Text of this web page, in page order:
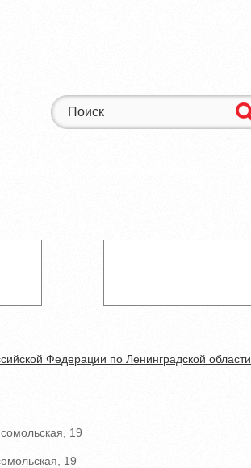
Федерации по Ленинградской области.
19
19